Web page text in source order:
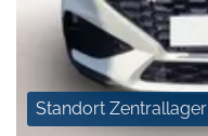
Standort Zentrallager